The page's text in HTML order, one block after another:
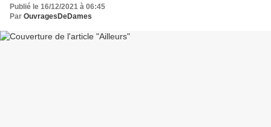
Publié le 16/12/2021 à 06:45
Par OuvragesDeDames